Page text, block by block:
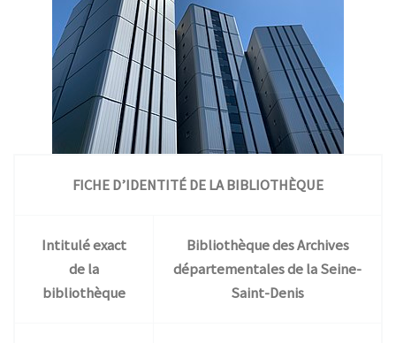
FICHE D’IDENTITÉ DE LA BIBLIOTHÈQUE
Intitulé exact
de la
bibliothèque
Bibliothèque des Archives
départementales de la Seine-
Saint-Denis